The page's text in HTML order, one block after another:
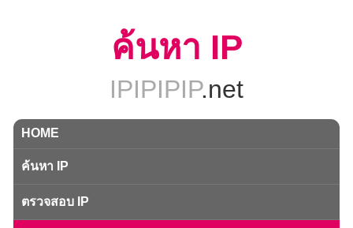
ค้นหา IP
IPIPIPIP.net
HOME
ค้นหา IP
ตรวจสอบ IP